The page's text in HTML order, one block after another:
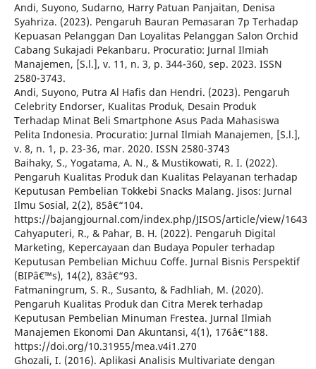
Andi, Suyono, Sudarno, Harry Patuan Panjaitan, Denisa
Syahriza. (2023). Pengaruh Bauran Pemasaran 7p Terhadap
Kepuasan Pelanggan Dan Loyalitas Pelanggan Salon Orchid
Cabang Sukajadi Pekanbaru. Procuratio: Jurnal Ilmiah
Manajemen, [S.l.], v. 11, n. 3, p. 344-360, sep. 2023. ISSN
2580-3743.
Andi, Suyono, Putra Al Hafis dan Hendri. (2023). Pengaruh
Celebrity Endorser, Kualitas Produk, Desain Produk
Terhadap Minat Beli Smartphone Asus Pada Mahasiswa
Pelita Indonesia. Procuratio: Jurnal Ilmiah Manajemen, [S.l.],
v. 8, n. 1, p. 23-36, mar. 2020. ISSN 2580-3743
Baihaky, S., Yogatama, A. N., & Mustikowati, R. I. (2022).
Pengaruh Kualitas Produk dan Kualitas Pelayanan terhadap
Keputusan Pembelian Tokkebi Snacks Malang. Jisos: Jurnal
Ilmu Sosial, 2(2), 85â€“104.
https://bajangjournal.com/index.php/JISOS/article/view/1643
Cahyaputeri, R., & Pahar, B. H. (2022). Pengaruh Digital
Marketing, Kepercayaan dan Budaya Populer terhadap
Keputusan Pembelian Michuu Coffe. Jurnal Bisnis Perspektif
(BIPâ€™s), 14(2), 83â€“93.
Fatmaningrum, S. R., Susanto, & Fadhliah, M. (2020).
Pengaruh Kualitas Produk dan Citra Merek terhadap
Keputusan Pembelian Minuman Frestea. Jurnal Ilmiah
Manajemen Ekonomi Dan Akuntansi, 4(1), 176â€“188.
https://doi.org/10.31955/mea.v4i1.270
Ghozali, I. (2016). Aplikasi Analisis Multivariate dengan